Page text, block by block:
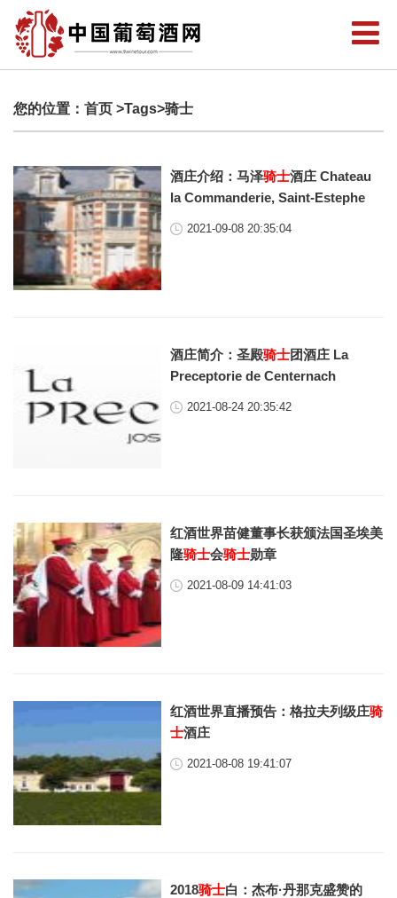
您的位置： 首页 >Tags>骑士
酒庄介绍：马泽骑士酒庄 Chateau
la Commanderie, Saint-Estephe
2021-09-08 20:35:04
酒庄简介：圣殿骑士团酒庄 La
Preceptorie de Centernach
2021-08-24 20:35:42
红酒世界苗健董事长获颁法国圣埃美
隆骑士会骑士勋章
2021-08-09 14:41:03
红酒世界直播预告：格拉夫列级庄骑
士酒庄
2021-08-08 19:41:07
2018骑士白：杰布·丹那克盛赞的